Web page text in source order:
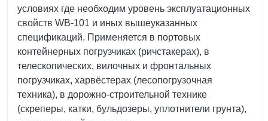
условиях где необходим уровень эксплуатационных
свойств WB-101 и иных вышеуказанных
спецификаций. Применяется в портовых
контейнерных погрузчиках (ричстакерах), в
телескопических, вилочных и фронтальных
погрузчиках, харвёстерах (лесопогрузочная
техника), в дорожно-строительной технике
(скреперы, катки, бульдозеры, уплотнители грунта),